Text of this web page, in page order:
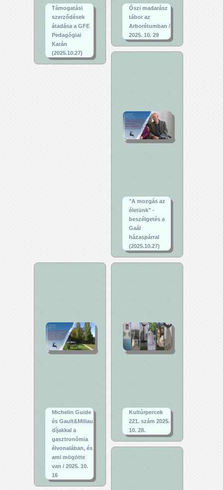
Támogatási
szerződések
átadása a GFE
Pedagógiai
Karán
(2025.10.27)
Őszi madarász
tábor az
Arborétumban /
2025. 10. 29
"A mozgás az
életünk" -
beszélgetés a
Gaál
házaspárral
(2025.10.27)
Michelin Guide
és Gault&Millau
díjakkal a
gasztronómia
élvonalában, és
ami mögötte
van / 2025. 10.
16
Kultúrpercek
221. szám 2025.
10. 28.